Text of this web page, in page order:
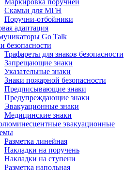
Маркировка поручней
Скамьи для МГН
Поручни-отбойники
адаптация
Go Talk
безопасности
Трафареты для знаков безопасности
Запрещающие знаки
Указательные знаки
Знаки пожарной безопасности
Предписывающие знаки
Предупреждающие знаки
Эвакуационные знаки
Медицинские знаки
эвакуационные
Разметка линейная
Накладки на поручень
Накладки на ступени
Разметка напольная